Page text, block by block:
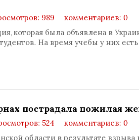
989
комментариев: 0
которая была объявлена в
На время учебы у них есть
пострадала пожилая
524
комментариев: 0
области в результате взрыва